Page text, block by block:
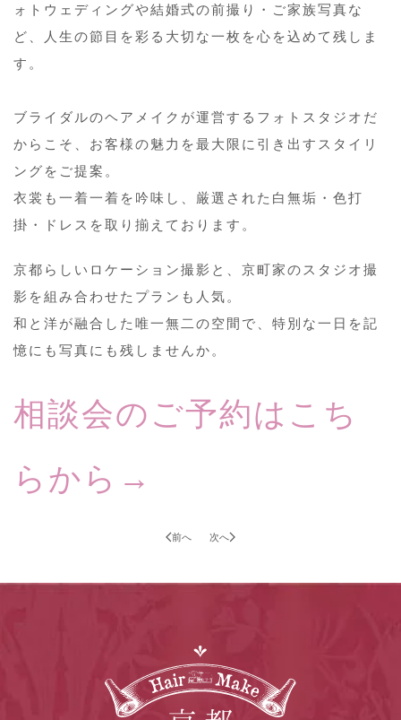
ォトウェディングや結婚式の前撮り・ご家族写真な
ど、人生の節目を彩る大切な一枚を心を込めて残しま
す。
ブライダルのヘアメイクが運営するフォトスタジオだ
からこそ、お客様の魅力を最大限に引き出すスタイリ
ングをご提案。
衣裳も一着一着を吟味し、厳選された白無垢・色打
掛・ドレスを取り揃えております。
京都らしいロケーション撮影と、京町家のスタジオ撮
影を組み合わせたプランも人気。
和と洋が融合した唯一無二の空間で、特別な一日を記
憶にも写真にも残しませんか。
相談会のご予約はこち
らから→
前へ 次へ